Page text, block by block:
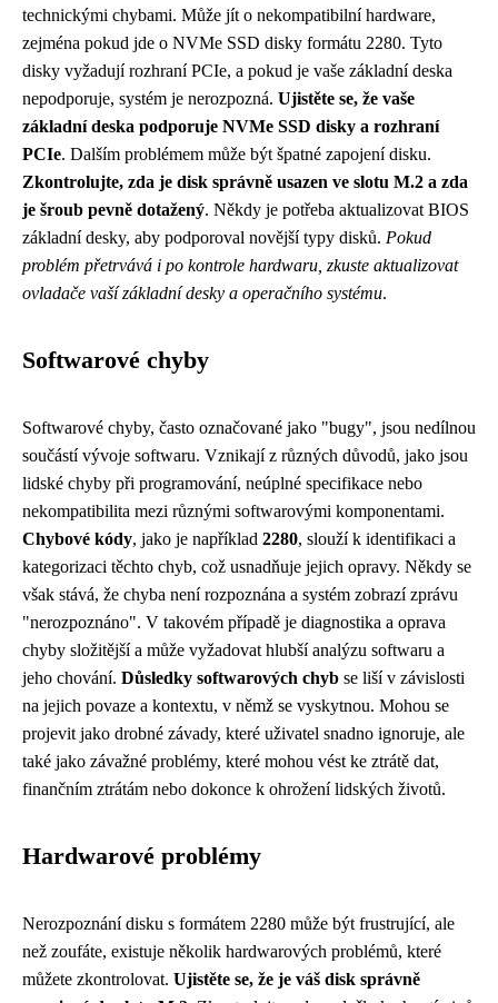
technickými chybami. Může jít o nekompatibilní hardware,
zejména pokud jde o NVMe SSD disky formátu 2280. Tyto
disky vyžadují rozhraní PCIe, a pokud je vaše základní deska
nepodporuje, systém je nerozpozná. Ujistěte se, že vaše
základní deska podporuje NVMe SSD disky a rozhraní
PCIe. Dalším problémem může být špatné zapojení disku.
Zkontrolujte, zda je disk správně usazen ve slotu M.2 a zda
je šroub pevně dotažený. Někdy je potřeba aktualizovat BIOS
základní desky, aby podporoval novější typy disků. Pokud
problém přetrvává i po kontrole hardwaru, zkuste aktualizovat
ovladače vaší základní desky a operačního systému.
Softwarové chyby
Softwarové chyby, často označované jako "bugy", jsou nedílnou
součástí vývoje softwaru. Vznikají z různých důvodů, jako jsou
lidské chyby při programování, neúplné specifikace nebo
nekompatibilita mezi různými softwarovými komponentami.
Chybové kódy, jako je například 2280, slouží k identifikaci a
kategorizaci těchto chyb, což usnadňuje jejich opravy. Někdy se
však stává, že chyba není rozpoznána a systém zobrazí zprávu
"nerozpoznáno". V takovém případě je diagnostika a oprava
chyby složitější a může vyžadovat hlubší analýzu softwaru a
jeho chování. Důsledky softwarových chyb se liší v závislosti
na jejich povaze a kontextu, v němž se vyskytnou. Mohou se
projevit jako drobné závady, které uživatel snadno ignoruje, ale
také jako závažné problémy, které mohou vést ke ztrátě dat,
finančním ztrátám nebo dokonce k ohrožení lidských životů.
Hardwarové problémy
Nerozpoznání disku s formátem 2280 může být frustrující, ale
než zoufáte, existuje několik hardwarových problémů, které
můžete zkontrolovat. Ujistěte se, že je váš disk správně